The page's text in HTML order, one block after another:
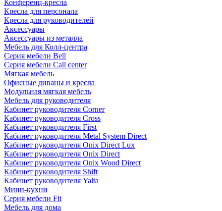
Конференц-кресла
Кресла для персонала
Кресла для руководителей
Аксессуары
Аксессуары из металла
Мебель для Колл-центра
Серия мебели Bell
Серия мебели Call center
Мягкая мебель
Офисные диваны и кресла
Модульная мягкая мебель
Мебель для руководителя
Кабинет руководителя Corner
Кабинет руководителя Cross
Кабинет руководителя First
Кабинет руководителя Metal System Direct
Кабинет руководителя Onix Direct Lux
Кабинет руководителя Onix Direct
Кабинет руководителя Onix Wood Direct
Кабинет руководителя Shift
Кабинет руководителя Yalta
Мини-кухни
Серия мебели Fit
Мебель для дома